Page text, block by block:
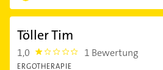
Töller Tim
1,0 1.0 1 Bewertung
ERGOTHERAPIE